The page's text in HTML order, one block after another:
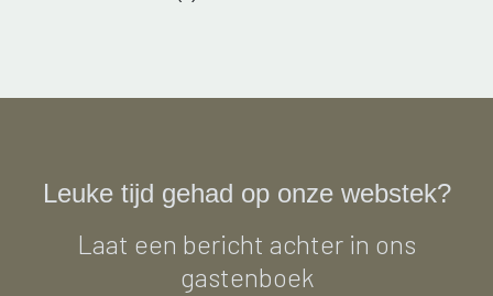
Leuke tijd gehad op onze webstek?
Laat een bericht achter in ons
gastenboek